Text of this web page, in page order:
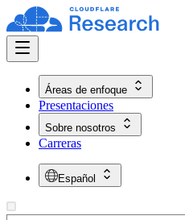
Áreas de enfoque
Presentaciones
Sobre nosotros
Carreras
Español